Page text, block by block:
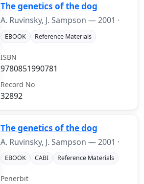
The genetics of the dog
A. Ruvinsky, J. Sampson —2001 ·
EBOOK Reference Materials
ISBN
9780851990781
Record No
32892
The genetics of the dog
A. Ruvinsky, J. Sampson —2001 ·
EBOOK CABI Reference Materials
Penerbit